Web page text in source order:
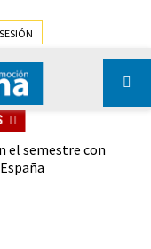
el semestre con